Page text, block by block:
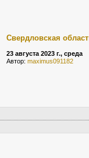
Свердловская
23 августа 2023 г., среда
Автор: maximus091182